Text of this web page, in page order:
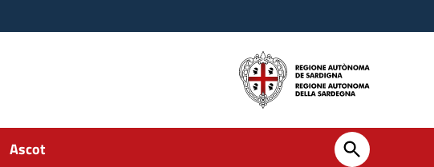
Ascot